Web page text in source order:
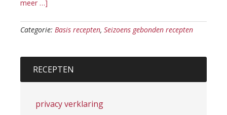
meer …]
Categorie: Basis recepten, Seizoens gebonden recepten
RECEPTEN
privacy verklaring